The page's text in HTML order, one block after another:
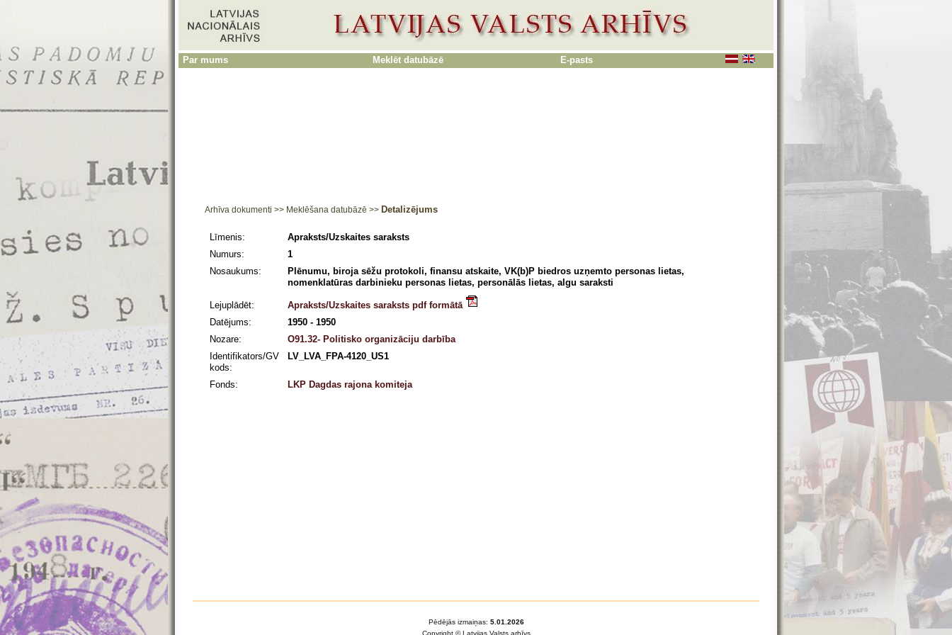
Par mums Meklēt datubāzē E-pasts
Arhīva dokumenti >> Meklēšana datubāzē >> Detalizējums
Līmenis:
Apraksts/Uzskaites saraksts
Numurs:
1
Nosaukums:
Plēnumu, biroja sēžu protokoli, finansu atskaite, VK(b)P biedros uzņemto personas lietas,
nomenklatūras darbinieku personas lietas, personālās lietas, algu saraksti
Lejuplādēt:
Apraksts/Uzskaites saraksts pdf formātā
Datējums:
1950 - 1950
Nozare:
O91.32- Politisko organizāciju darbība
Identifikators/GV
kods:
LV_LVA_FPA-4120_US1
Fonds: LKP Dagdas rajona komiteja
Pēdējās izmaiņas: 5.01.2026
Copyright © Latvijas Valsts arhīvs